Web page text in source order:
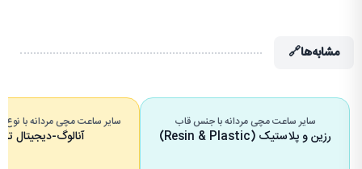
مشابه‌ها🔗
سایر ساعت مچی مردانه با جنس قاب
رزین و پلاستیک (Resin & Plastic)
سایر ساعت مچی مردانه با
آنالوگ-دیجیتال